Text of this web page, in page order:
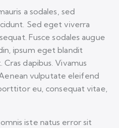
a sodales, sed
Sed eget viverra
Fusce sodales augue
ipsum eget blandit
dapibus. Vivamus
vulputate eleifend
eu, consequat vitae,
iste natus error sit